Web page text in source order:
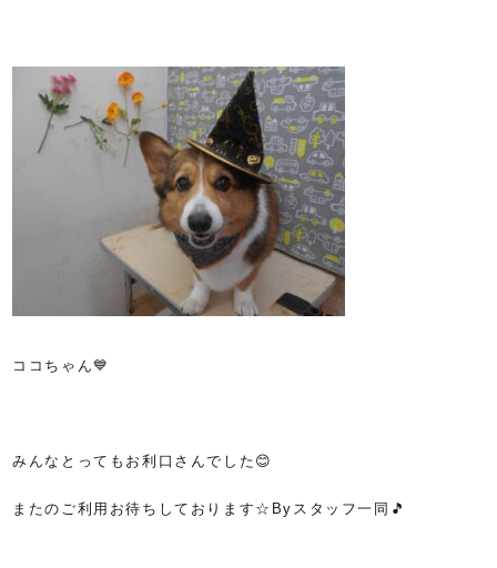
ココちゃん💙
みんなとってもお利口さんでした😊
またのご利用お待ちしております☆Byスタッフ一同🎵